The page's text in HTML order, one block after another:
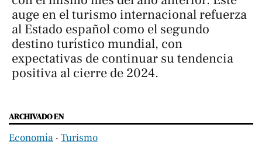
auge en el turismo internacional refuerza
al Estado español como el segundo
destino turístico mundial, con
expectativas de continuar su tendencia
positiva al cierre de 2024.
ARCHIVADO EN
Economía ‧ Turismo